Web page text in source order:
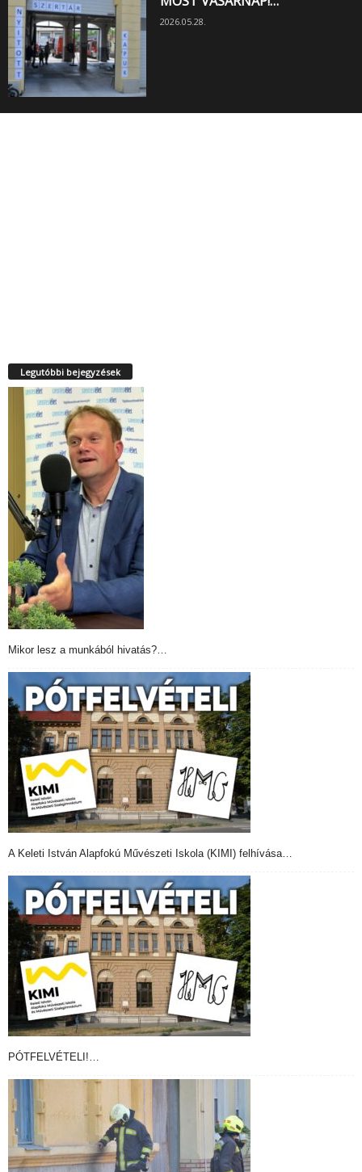
2026.05.28.
Legutóbbi bejegyzések
Mikor lesz a munkából hivatás?…
A Keleti István Alapfokú Művészeti Iskola (KIMI) felhívása…
PÓTFELVÉTELI!…